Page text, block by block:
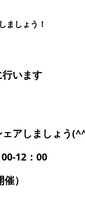
ましょう！
います
アしましょう
12：00
）